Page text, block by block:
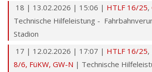
18 | 13.02.2026 | 15:06 | HTLF 16/25,
Technische Hilfeleistung -
Stadion
17 | 12.02.2026 | 17:07 | HTLF 16/25,
8/6, FüKW, GW-N | Technische